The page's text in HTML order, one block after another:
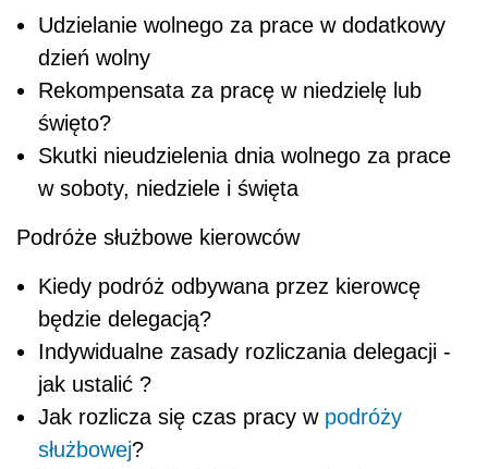
Udzielanie wolnego za prace w dodatkowy
dzień wolny
Rekompensata za pracę w niedzielę lub
święto?
Skutki nieudzielenia dnia wolnego za prace
w soboty, niedziele i święta
Podróże służbowe kierowców
Kiedy podróż odbywana przez kierowcę
będzie delegacją?
Indywidualne zasady rozliczania delegacji -
jak ustalić ?
Jak rozlicza się czas pracy w podróży
służbowej?